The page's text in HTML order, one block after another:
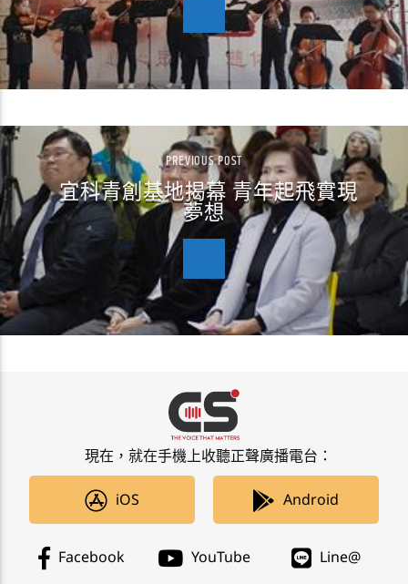
PREVIOUS POST
宜科青創基地揭幕 青年起飛實現
夢想
現在，就在手機上收聽正聲廣播電台：
iOS Android
Facebook YouTube Line@